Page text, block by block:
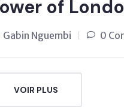
of
Gabin Nguembi 0
VOIR PLUS